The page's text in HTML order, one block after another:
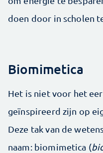
doen door in scholen
Biomimetica
Het is niet voor het
geïnspireerd zijn op
Deze tak van de
naam: biomimetica (